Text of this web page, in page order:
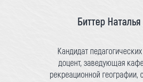
Биттер Наталья
Кандидат
доцент, заведующая
рекреационной географии,